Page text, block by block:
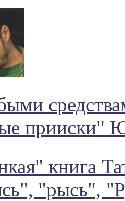
прииски"
книга
"рысь",